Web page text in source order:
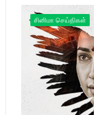
சினிமா செய்திகள்